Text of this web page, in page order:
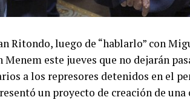
Ritondo, luego de “hablarlo” con
este jueves que no dejarán
a los represores detenidos en el
un proyecto de creación de